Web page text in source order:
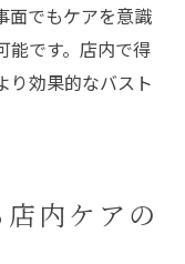
面でもケアを意識
能です。店内で得
り効果的なバスト
内ケアの